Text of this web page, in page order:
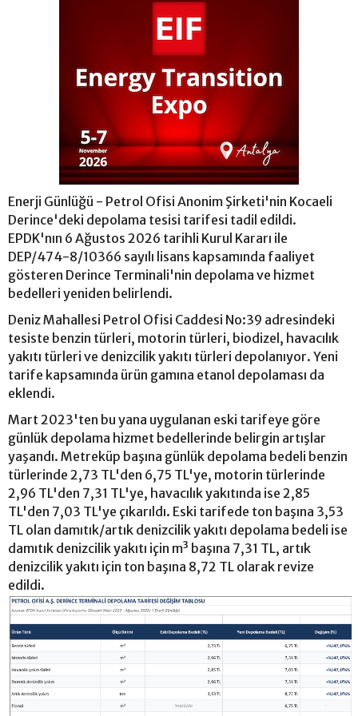
Enerji Günlüğü - Petrol Ofisi Anonim Şirketi'nin Kocaeli
Derince'deki depolama tesisi tarifesi tadil edildi.
EPDK'nın 6 Ağustos 2026 tarihli Kurul Kararı ile
DEP/474-8/10366 sayılı lisans kapsamında faaliyet
gösteren Derince Terminali'nin depolama ve hizmet
bedelleri yeniden belirlendi.
Deniz Mahallesi Petrol Ofisi Caddesi No:39 adresindeki
tesiste benzin türleri, motorin türleri, biodizel, havacılık
yakıtı türleri ve denizcilik yakıtı türleri depolanıyor. Yeni
tarife kapsamında ürün gamına etanol depolaması da
eklendi.
Mart 2023'ten bu yana uygulanan eski tarifeye göre
günlük depolama hizmet bedellerinde belirgin artışlar
yaşandı. Metreküp başına günlük depolama bedeli benzin
türlerinde 2,73 TL'den 6,75 TL'ye, motorin türlerinde
2,96 TL'den 7,31 TL'ye, havacılık yakıtında ise 2,85
TL'den 7,03 TL'ye çıkarıldı. Eski tarifede ton başına 3,53
TL olan damıtık/artık denizcilik yakıtı depolama bedeli ise
damıtık denizcilik yakıtı için m³ başına 7,31 TL, artık
denizcilik yakıtı için ton başına 8,72 TL olarak revize
edildi.